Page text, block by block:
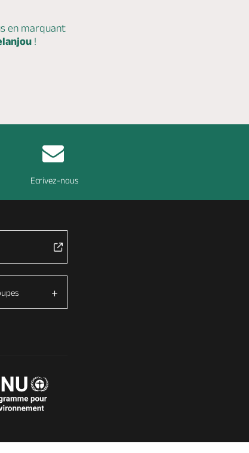
réglementations. Personnalisez vos
en marquant
!
Ecrivez-nous